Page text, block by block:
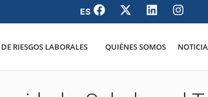
RIESGOS LABORALES QUIÉNES SOMOS